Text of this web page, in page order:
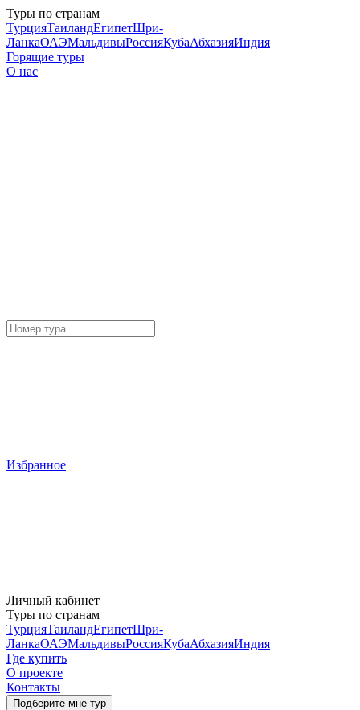
Туры по странам
ТурцияТаиландЕгипетШри-
ЛанкаОАЭМальдивыРоссияКубаАбхазияИндия
Горящие туры
О нас
Избранное
Личный кабинет
Туры по странам
ТурцияТаиландЕгипетШри-
ЛанкаОАЭМальдивыРоссияКубаАбхазияИндия
Где купить
О проекте
Контакты
Подберите мне тур